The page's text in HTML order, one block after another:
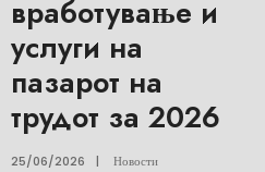
вработување и
услуги на
пазарот на
трудот за 2026
25/06/2026 | Новости